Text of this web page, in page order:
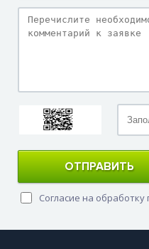
ОТПРАВИТЬ
Согласие на